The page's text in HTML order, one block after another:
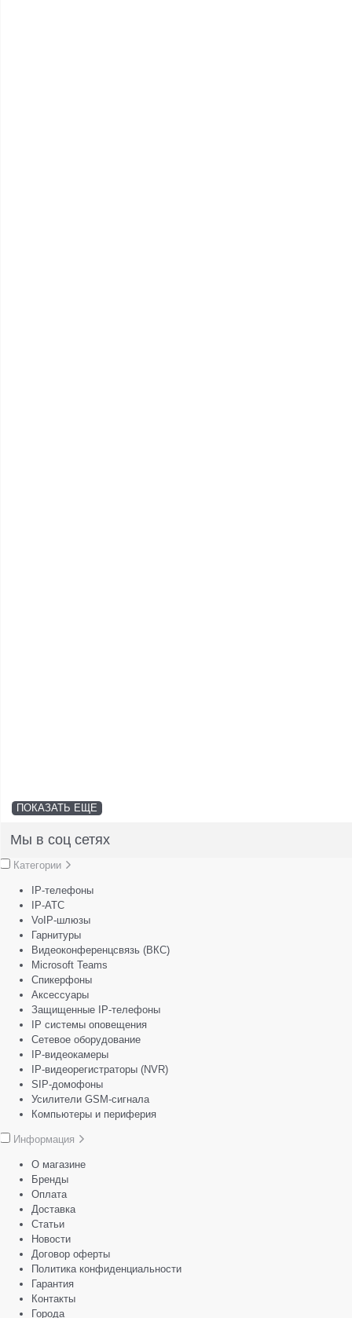
ПОКАЗАТЬ ЕЩЕ
Мы в соц сетях
Категории
IP-телефоны
IP-АТС
VoIP-шлюзы
Гарнитуры
Видеоконференцсвязь (ВКС)
Microsoft Teams
Спикерфоны
Аксессуары
Защищенные IP-телефоны
IP системы оповещения
Сетевое оборудование
IP-видеокамеры
IP-видеорегистраторы (NVR)
SIP-домофоны
Усилители GSM-сигнала
Компьютеры и периферия
Информация
О магазине
Бренды
Оплата
Доставка
Статьи
Новости
Договор оферты
Политика конфиденциальности
Гарантия
Контакты
Города